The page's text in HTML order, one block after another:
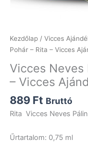
Kezdőlap / Vicces
Pohár – Rita – Vicces
Vicces Neves
– Vicces
889 Ft Bruttó
Rita Vicces Neves
Űrtartalom: 0,75 ml